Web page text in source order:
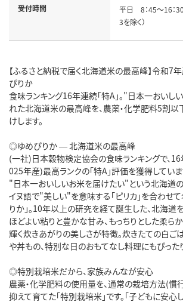
受付時間
平日 8：45～16：
3を除く）
【ふるさと納税で届く北海道米の最高峰】令和7
ぴりか
食味ランキング16年連続「特A」。"日本一おいし
れた北海道米の最高峰を、農薬・化学肥料5割
けします。
◎ゆめぴりか — 北海道米の最高峰
(一社)日本穀物検定協会の食味ランキングで、
025年産)最高ランクの「特A」評価を獲得していま
"日本一おいしいお米を届けたい"という北海道の
イヌ語で"美しい"を意味する「ピリカ」を合わせ
りか」。10年以上の研究を経て誕生した、北海道
ほどよい粘りと豊かな甘み、もっちりとした柔ら
輝く炊きあがりの美しさが特徴。炊きたての白ご
や丼もの、特別な日のおもてなし料理にもぴった
◎特別栽培米だから、家族みんなが安心
農薬・化学肥料の使用量を、通常の栽培方法(
抑えて育てた「特別栽培米」です。「子どもに安心